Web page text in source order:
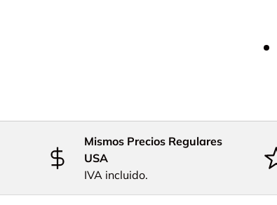
Mismos Precios Regulares
USA
IVA incluido.